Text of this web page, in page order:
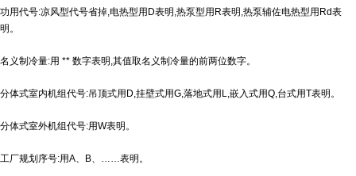
功用代号:凉风型代号省掉,电热型用D表明,热泵型用R表明,热泵辅佐电热型用Rd表
明。
名义制冷量:用 ** 数字表明,其值取名义制冷量的前两位数字。
分体式室内机组代号:吊顶式用D,挂壁式用G,落地式用L,嵌入式用Q,台式用T表明。
分体式室外机组代号:用W表明。
工厂规划序号:用A、B、……表明。